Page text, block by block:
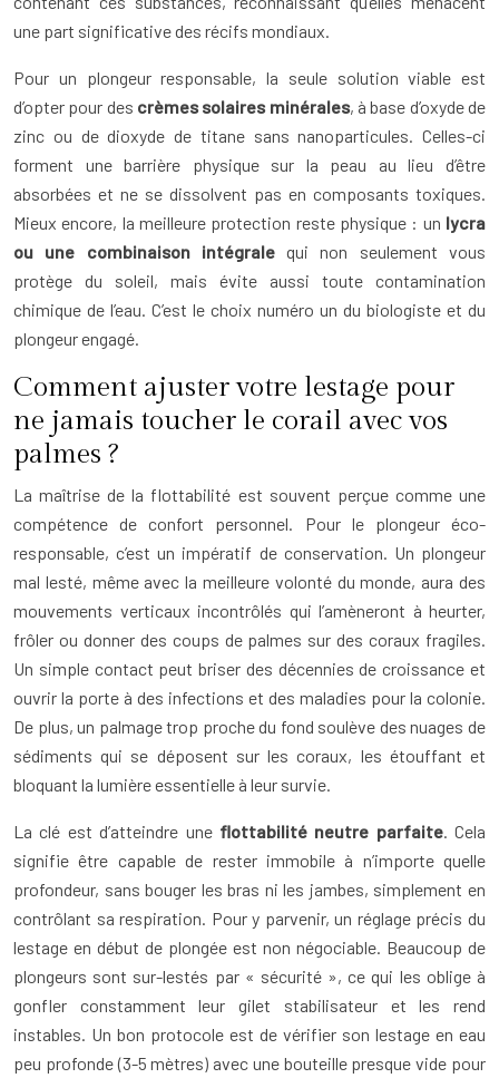
une part significative des récifs mondiaux.
Pour un plongeur responsable, la seule solution viable est
d’opter pour des crèmes solaires minérales, à base d’oxyde de
zinc ou de dioxyde de titane sans nanoparticules. Celles-ci
forment une barrière physique sur la peau au lieu d’être
absorbées et ne se dissolvent pas en composants toxiques.
Mieux encore, la meilleure protection reste physique : un lycra
ou une combinaison intégralequi non seulement vous
protège du soleil, mais évite aussi toute contamination
chimique de l’eau. C’est le choix numéro un du biologiste et du
plongeur engagé.
Comment ajuster votre lestage pour
ne jamais toucher le corail avec vos
palmes ?
La maîtrise de la flottabilité est souvent perçue comme une
compétence de confort personnel. Pour le plongeur éco-
responsable, c’est un impératif de conservation. Un plongeur
mal lesté, même avec la meilleure volonté du monde, aura des
mouvements verticaux incontrôlés qui l’amèneront à heurter,
frôler ou donner des coups de palmes sur des coraux fragiles.
Un simple contact peut briser des décennies de croissance et
ouvrir la porte à des infections et des maladies pour la colonie.
De plus, un palmage trop proche du fond soulève des nuages de
sédiments qui se déposent sur les coraux, les étouffant et
bloquant la lumière essentielle à leur survie.
La clé est d’atteindre une flottabilité neutre parfaite. Cela
signifie être capable de rester immobile à n’importe quelle
profondeur, sans bouger les bras ni les jambes, simplement en
contrôlant sa respiration. Pour y parvenir, un réglage précis du
lestage en début de plongée est non négociable. Beaucoup de
plongeurs sont sur-lestés par « sécurité », ce qui les oblige à
gonfler constamment leur gilet stabilisateur et les rend
instables. Un bon protocole est de vérifier son lestage en eau
peu profonde (3-5 mètres) avec une bouteille presque vide pour